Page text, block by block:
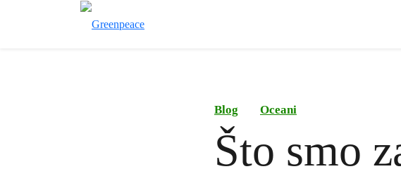
Blog Oceani
Što smo